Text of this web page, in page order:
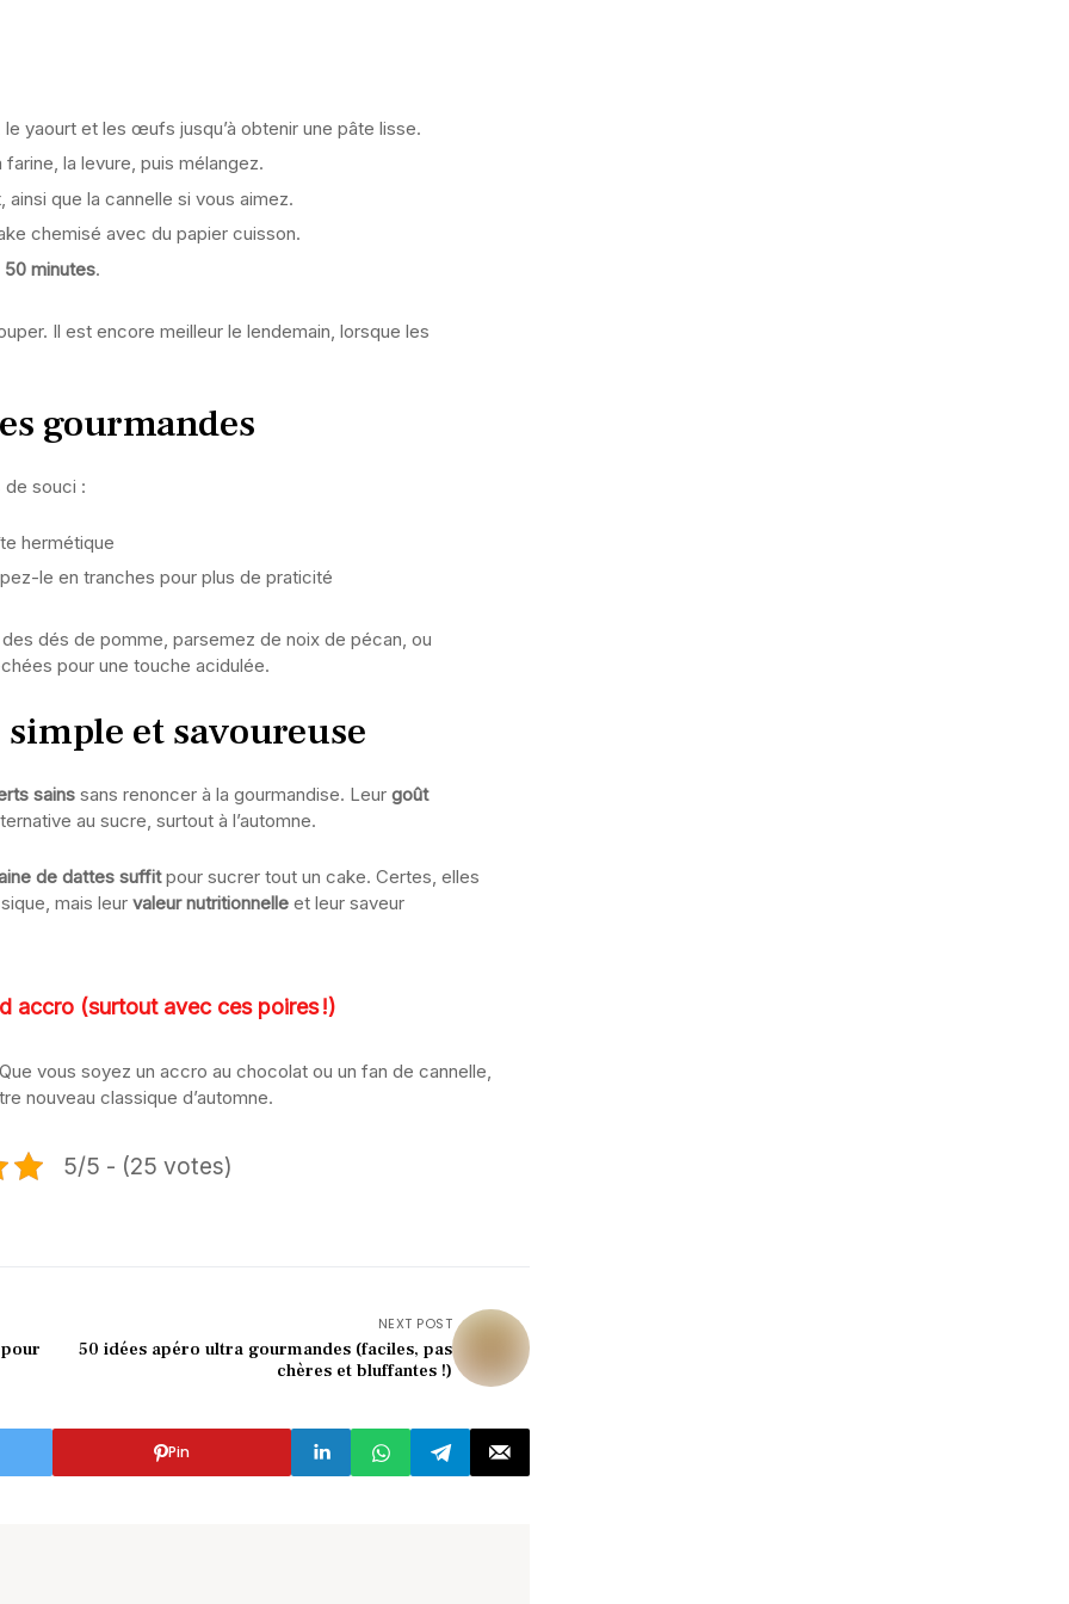
yaourt et les œufs jusqu’à obtenir une pâte lisse.
la levure, puis mélangez.
que la cannelle si vous aimez.
chemisé avec du papier cuisson.
50 minutes.
Il est encore meilleur le lendemain, lorsque les
gourmandes
de souci :
hermétique
le en tranches pour plus de praticité
dés de pomme, parsemez de noix de pécan, ou
pour une touche acidulée.
et savoureuse
sains sans renoncer à la gourmandise. Leur goût
au sucre, surtout à l’automne.
de dattes suffitpour sucrer tout un cake. Certes, elles
mais leur valeur nutritionnelle et leur saveur
accro (surtout avec ces poires !)
vous soyez un accro au chocolat ou un fan de cannelle,
nouveau classique d’automne.
5/5 - (25 votes)
NEXT POST
50 idées apéro ultra gourmandes (faciles, pas
chères et bluffantes !)
Pin